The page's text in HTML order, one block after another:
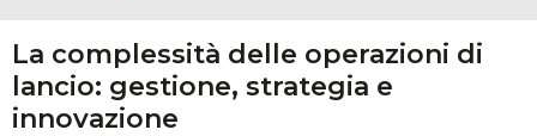
La complessità delle operazioni di
lancio: gestione, strategia e
innovazione